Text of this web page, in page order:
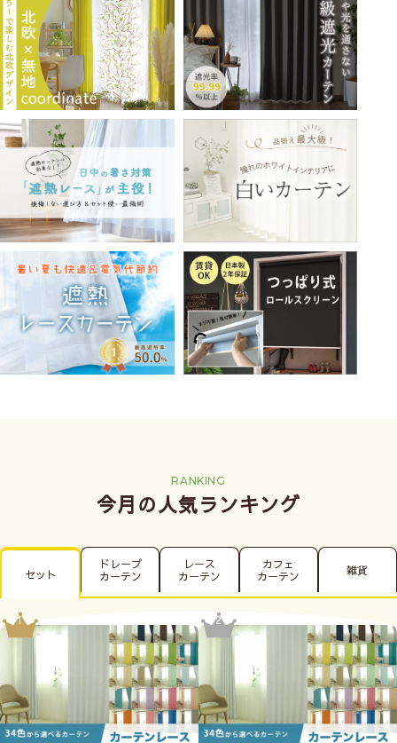
RANKING
今月の人気ランキング
セット
ドレープ
カーテン
レース
カーテン
カフェ
カーテン
雑貨